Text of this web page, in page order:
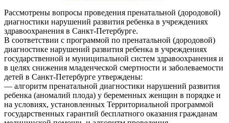
Рассмотрены вопросы проведения пренатальной (дородовой)
диагностики нарушений развития ребенка в учреждениях
здравоохранения в Санкт-Петербурге.
В соответствии с программой по пренатальной (дородовой)
диагностике нарушений развития ребенка в учреждениях
государственной и муниципальной систем здравоохранения и
в целях снижения младенческой смертности и заболеваемости
детей в Санкт-Петербурге утверждены:
— алгоритм пренатальной диагностики нарушений развития
ребенка (аномалий плода) у беременных женщин в порядке и
на условиях, установленных Территориальной программой
государственных гарантий бесплатного оказания гражданам